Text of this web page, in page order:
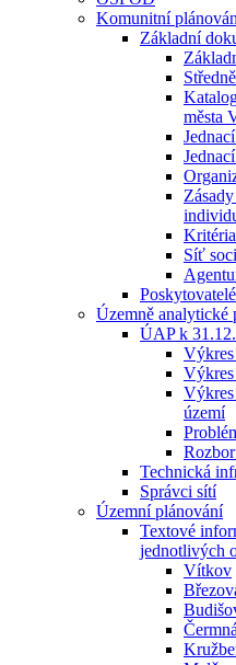
Komunitní
Základní
města
Síť
Územně analytické
ÚAP k
Výkres
území
Technická
Správci sítí
Územní plánování
Textové
jednotlivých
Vítkov